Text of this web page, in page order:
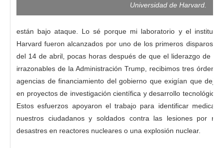
Universidad de Harvard.
están bajo ataque. Lo sé porque mi laboratorio y el instituto
Harvard fueron alcanzados por uno de los primeros disparos
del 14 de abril, pocas horas después de que el liderazgo de
irrazonables de la Administración Trump, recibimos tres
agencias de financiamiento del gobierno que exigían que
en proyectos de investigación científica y desarrollo tecnológico
Estos esfuerzos apoyaron el trabajo para identificar
nuestros ciudadanos y soldados contra las lesiones por
desastres en reactores nucleares o una explosión nuclear.